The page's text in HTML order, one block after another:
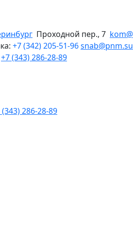
Проходной пер., 7
+7 (342) 205-51-96snab@pnm.su
+7 (343) 286-28-89
(343) 286-28-89